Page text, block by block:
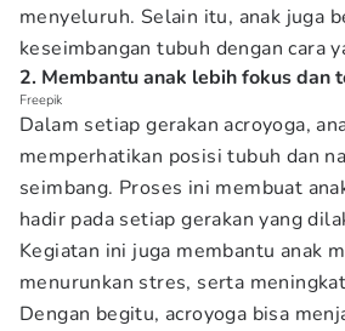
menyeluruh. Selain itu, anak juga
keseimbangan tubuh dengan cara
2. Membantu anak lebih fokus dan
Freepik
Dalam setiap gerakan acroyoga,
memperhatikan posisi tubuh dan
seimbang. Proses ini membuat
hadir pada setiap gerakan yang
Kegiatan ini juga membantu anak
menurunkan stres, serta
Dengan begitu, acroyoga bisa